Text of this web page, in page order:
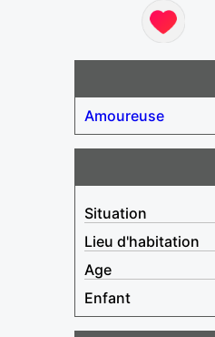
Amoureuse
Situation
Lieu d'habitation
Age
Enfant